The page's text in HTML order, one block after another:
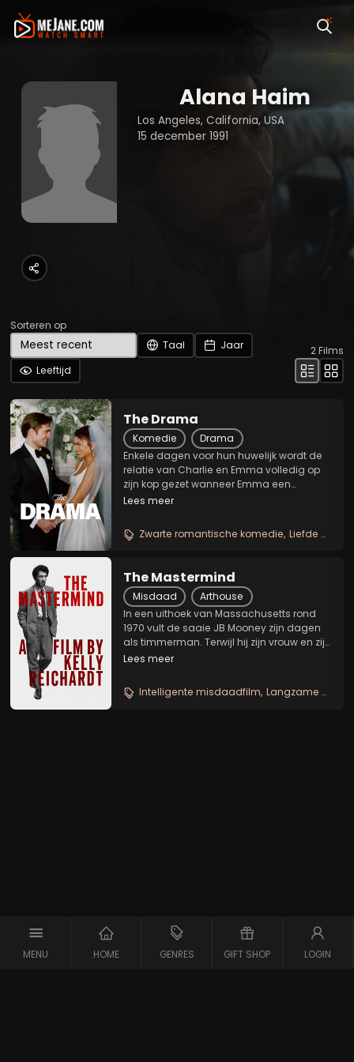
MENU HOME GENRES GIFT SHOP LOGIN
Alana Haim
Los Angeles, California, USA
15 december 1991
Sorteren op
Taal
Jaar
Leeftijd
2Films
The Drama
Komedie
Drama
Enkele dagen voor hun huwelijk wordt de
relatie van Charlie en Emma volledig op
zijn kop gezet wanneer Emma een
schokkend geheim uit haar verleden
verwachting had moeten zijn, verandert in
een emotionele...
Lees meer
Zwarte romantische komedie Liefde op de rand
The Mastermind
Misdaad
Arthouse
In een uithoek van Massachusetts rond
1970 vult de saaie JB Mooney zijn dagen
als timmerman. Terwijl hij zijn vrouw en zijn
moeder voorhoudt dat hij een grote klus
met het voorbereiden van een kunstroof....
Lees meer
Intelligente misdaadfilm Langzame spanning